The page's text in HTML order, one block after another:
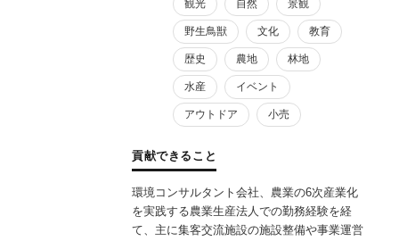
観光 自然 景観
野生鳥獣 文化 教育
歴史 農地 林地
水産 イベント
アウトドア 小売
貢献できること
環境コンサルタント会社、農業の6次産業化
を実践する農業生産法人での勤務経験を経
て、主に集客交流施設の施設整備や事業運営